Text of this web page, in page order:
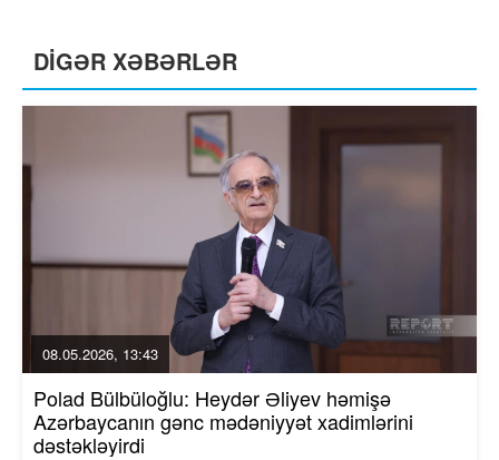
DİGƏR XƏBƏRLƏR
08.05.2026, 13:43
Polad Bülbüloğlu: Heydər Əliyev həmişə
Azərbaycanın gənc mədəniyyət xadimlərini
dəstəkləyirdi